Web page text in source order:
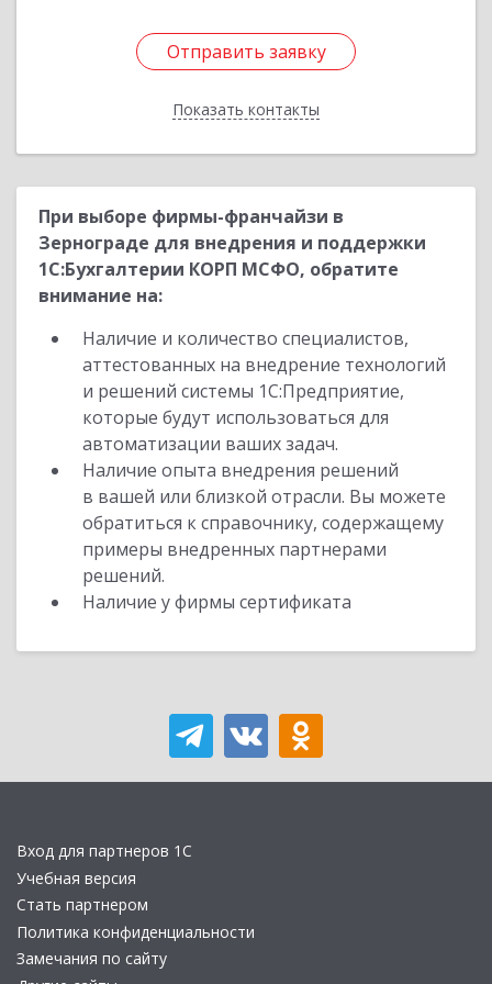
Отправить заявку
Показать контакты
Отправить заявку
Назад
При выборе фирмы-франчайзи в
Зернограде для внедрения и поддержки
1С:Бухгалтерии КОРП МСФО, обратите
внимание на:
Наличие и количество специалистов,
аттестованных на внедрение технологий
и решений системы 1С:Предприятие,
которые будут использоваться для
автоматизации ваших задач.
Наличие опыта внедрения решений
в вашей или близкой отрасли. Вы можете
обратиться к справочнику, содержащему
примеры внедренных партнерами
решений.
Наличие у фирмы сертификата
Вход для партнеров 1С
Учебная версия
Стать партнером
Политика конфиденциальности
Замечания по сайту